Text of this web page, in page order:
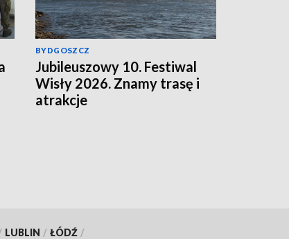
BYDGOSZCZ
Jubileuszowy 10. Festiwal
Wisły 2026. Znamy trasę i
atrakcje
LUBLIN / ŁÓDŹ /